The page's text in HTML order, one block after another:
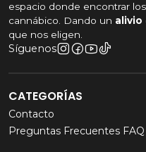
espacio donde encontrar
cannábico. Dando un alivio
que nos eligen.
Síguenos
CATEGORÍAS
Contacto
Preguntas Frecuentes FAQ